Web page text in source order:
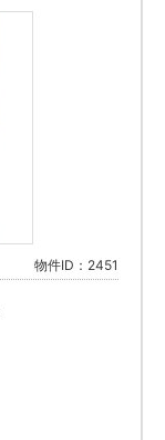
物件ID：2451